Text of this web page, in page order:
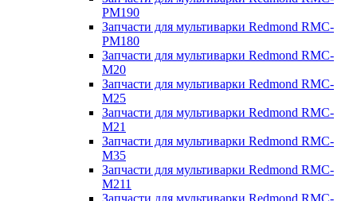
PM190
Запчасти для мультиварки Redmond RMC-
PM180
Запчасти для мультиварки Redmond RMC-
M20
Запчасти для мультиварки Redmond RMC-
M25
Запчасти для мультиварки Redmond RMC-
M21
Запчасти для мультиварки Redmond RMC-
M35
Запчасти для мультиварки Redmond RMC-
M211
Запчасти для мультиварки Redmond RMC-